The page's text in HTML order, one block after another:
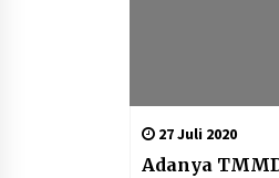
27 Juli 2020
Adanya